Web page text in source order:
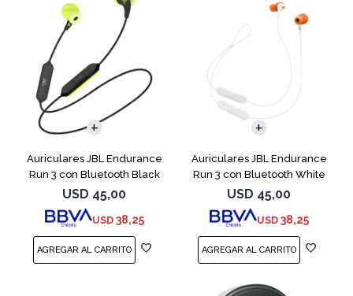
Auriculares JBL Endurance
Run 3 con Bluetooth Black
USD 45,00
USD 38,25
Auriculares JBL Endurance
Run 3 con Bluetooth White
USD 45,00
USD 38,25